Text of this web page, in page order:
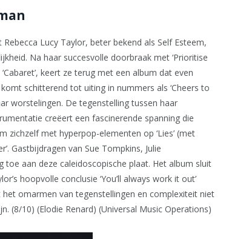
Lucy Taylor, beter bekend als Self Esteem,
Na haar succesvolle doorbraak met ‘Prioritise
keert ze terug met een album dat even
schitterend tot uiting in nummers als ‘Cheers to
worstelingen. De tegenstelling tussen haar
creëert een fascinerende spanning die
zichzelf met hyperpop-elementen op ‘Lies’ (met
Gastbijdragen van Sue Tompkins, Julie
toe aan deze caleidoscopische plaat. Het album sluit
hoopvolle conclusie ‘You’ll always work it out’
het omarmen van tegenstellingen en complexiteit niet
(8/10) (Elodie Renard) (Universal Music Operations)